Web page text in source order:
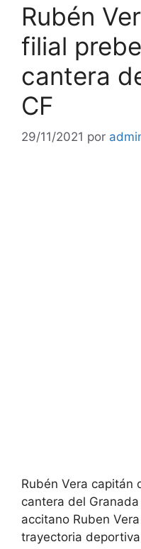
Rubén
filial
cantera
CF
29/11/2021 por
Rubén Vera capitán
cantera del
accitano Ruben
trayectoria